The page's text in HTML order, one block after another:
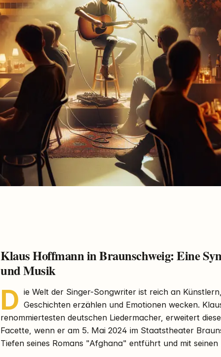
Klaus Hoffmann in Braunschweig: Eine
und Musik
D ie Welt der Singer-Songwriter ist reich an
Geschichten erzählen und Emotionen wecken.
renommiertesten deutschen Liedermacher, erweitert
Facette, wenn er am 5. Mai 2024 im Staatstheater
Tiefen seines Romans "Afghana" entführt und mit